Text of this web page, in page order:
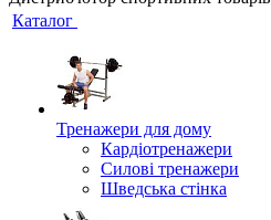
Каталог
Тренажери для дому
Кардіотренажери
Силові тренажери
Шведська стінка